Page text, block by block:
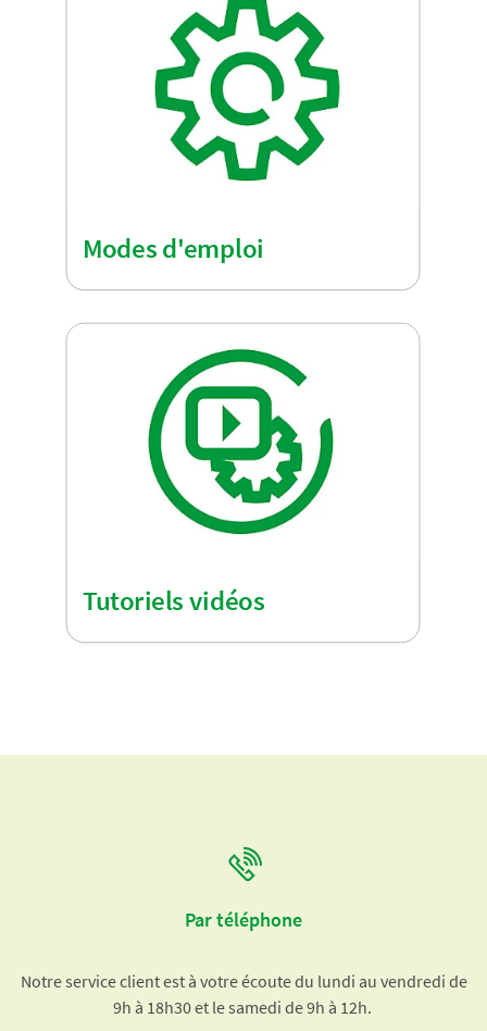
Modes d'emploi
Tutoriels vidéos
Par téléphone
Notre service client est à votre écoute du lundi au vendredi de
9h à 18h30 et le samedi de 9h à 12h.